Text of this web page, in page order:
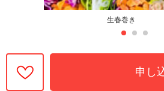
生春巻き
申し